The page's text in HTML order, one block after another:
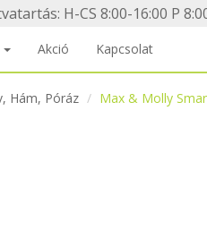
H-CS 8:00-16:00 P
Akció Kapcsolat
Hám, Póráz Max & Molly